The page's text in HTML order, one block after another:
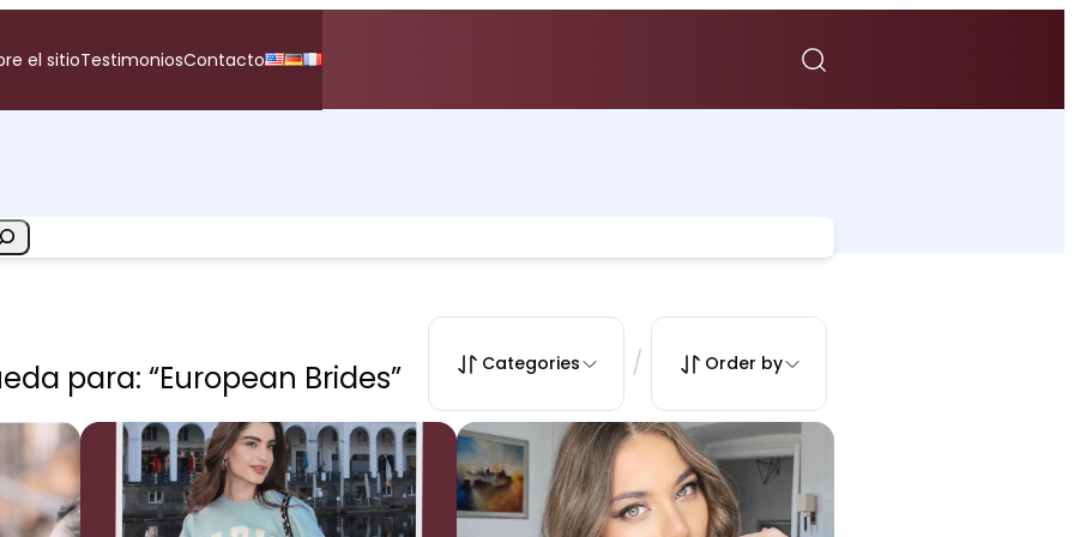
el sitioTestimoniosContacto
para: “European Brides” Categories / Order by